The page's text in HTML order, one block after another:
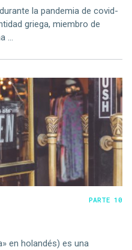
la pandemia de covid-
griega, miembro de
...
PARTE 10
en holandés) es una